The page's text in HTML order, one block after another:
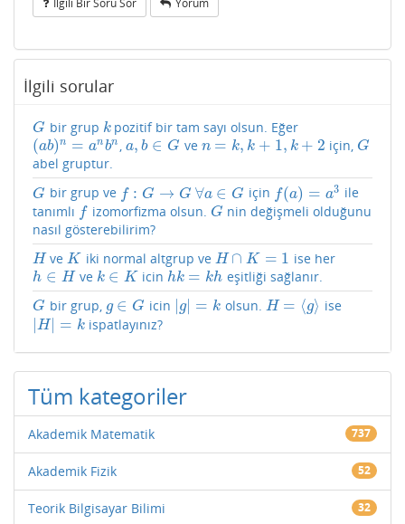
Ilgili Bir Soru Sor Yorum
İlgili sorular
G
G bir grup k
kpozitif bir tam sayı olsun. Eğer
(ab)n = anbn
(ab)n= an bn , a, b ∈ G
a,b∈G ve n = k, k + 1, k + 2
n=k,k +1 ,k +2 için, G
G
abel gruptur.
G
G bir grup ve f : G → G
f:G →G ∀a ∈ G
∀a∈G için f(a) = a3
f(a)=a 3
ile
tanımlı f
f izomorfizma olsun. G
G nin değişmeli olduğunu
nasıl gösterebilirim?
H
H veK
K iki normal altgrup ve H ∩ K = 1
H∩K=1 ise her
h ∈ H
h∈H ve k ∈ K
k∈K icin hk = kh
hk= kh eşitliği sağlanır.
G
G bir grup, g ∈ G
g∈G icin g| = k
|g =k olsun. H = ⟨g⟩
H= ⟨g⟩ ise
|H| = k
|H| =k ispatlayınız?
Tüm kategoriler
Akademik Matematik 737
Akademik Fizik 52
Teorik Bilgisayar Bilimi 32